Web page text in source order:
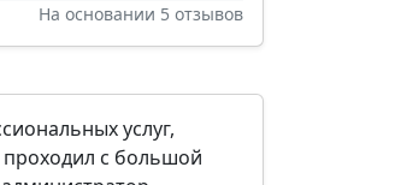
На основании 5 отзывов
услуг,
с большой